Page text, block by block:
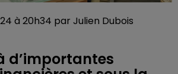
à 20h34 par Julien Dubois
d’importantes